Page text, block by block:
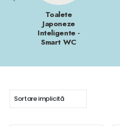
Toalete
Japoneze
Inteligente -
Smart WC